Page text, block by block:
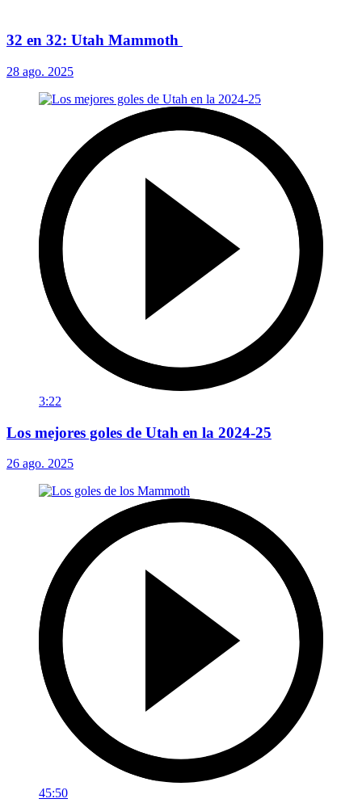
32 en 32: Utah Mammoth
28 ago. 2025
3:22
Los mejores goles de Utah en la 2024-25
26 ago. 2025
45:50